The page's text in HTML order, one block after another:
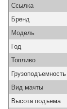
Ссылка
Бренд
Модель
Год
Топливо
Грузоподъемность
Вид мачты
Высота подъема